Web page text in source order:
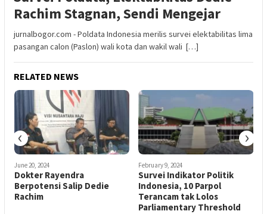
Rachim Stagnan, Sendi Mengejar
jurnalbogor.com - Poldata Indonesia merilis survei elektabilitas lima
pasangan calon (Paslon) wali kota dan wakil wali […]
RELATED NEWS
June 20, 2024
Dokter Rayendra
Berpotensi Salip Dedie
Rachim
February 9, 2024
Survei Indikator Politik
Indonesia, 10 Parpol
Terancam tak Lolos
Parliamentary Threshold
‹ ›